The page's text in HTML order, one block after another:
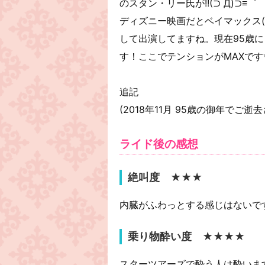
のスタン・リー氏が!!(⊃ Д)⊃≡゜
ディズニー映画だとベイマック
して出演してますね。現在95歳
す！ここでテンションがMAXです
追記
(2018年11月 95歳の御年でご逝
ライド後の感想
絶叫度 ★★★
内臓がふわっとする感じはない
乗り物酔い度 ★★★★